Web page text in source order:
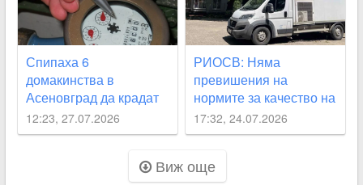
Спипаха 6
домакинства в
Асеновград да крадат
вода
12:23, 27.07.2026
РИОСВ: Няма
превишения на
нормите за качество на
въздуха след пожара в
Асеновград
17:32, 24.07.2026
Виж още